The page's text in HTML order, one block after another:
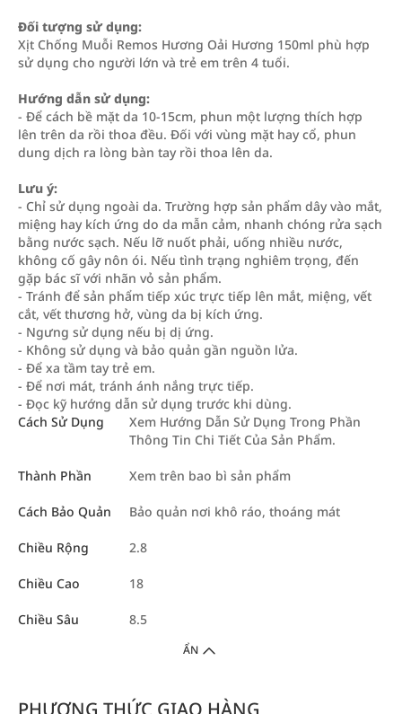
Đối tượng sử dụng:
Xịt Chống Muỗi Remos Hương Oải Hương 150ml phù hợp
sử dụng cho người lớn và trẻ em trên 4 tuổi.
Hướng dẫn sử dụng:
- Để cách bề mặt da 10-15cm, phun một lượng thích hợp
lên trên da rồi thoa đều. Đối với vùng mặt hay cổ, phun
dung dịch ra lòng bàn tay rồi thoa lên da.
Lưu ý:
- Chỉ sử dụng ngoài da. Trường hợp sản phẩm dây vào mắt,
miệng hay kích ứng do da mẫn cảm, nhanh chóng rửa sạch
bằng nước sạch. Nếu lỡ nuốt phải, uống nhiều nước,
không cố gây nôn ói. Nếu tình trạng nghiêm trọng, đến
gặp bác sĩ với nhãn vỏ sản phẩm.
- Tránh để sản phẩm tiếp xúc trực tiếp lên mắt, miệng, vết
cắt, vết thương hở, vùng da bị kích ứng.
- Ngưng sử dụng nếu bị dị ứng.
- Không sử dụng và bảo quản gần nguồn lửa.
- Để xa tầm tay trẻ em.
- Để nơi mát, tránh ánh nắng trực tiếp.
- Đọc kỹ hướng dẫn sử dụng trước khi dùng.
Cách Sử Dụng
Xem Hướng Dẫn Sử Dụng Trong Phần
Thông Tin Chi Tiết Của Sản Phẩm.
Thành Phần Xem trên bao bì sản phẩm
Cách Bảo Quản Bảo quản nơi khô ráo, thoáng mát
Chiều Rộng 2.8
Chiều Cao 18
Chiều Sâu 8.5
ẨN
PHƯƠNG THỨC GIAO HÀNG